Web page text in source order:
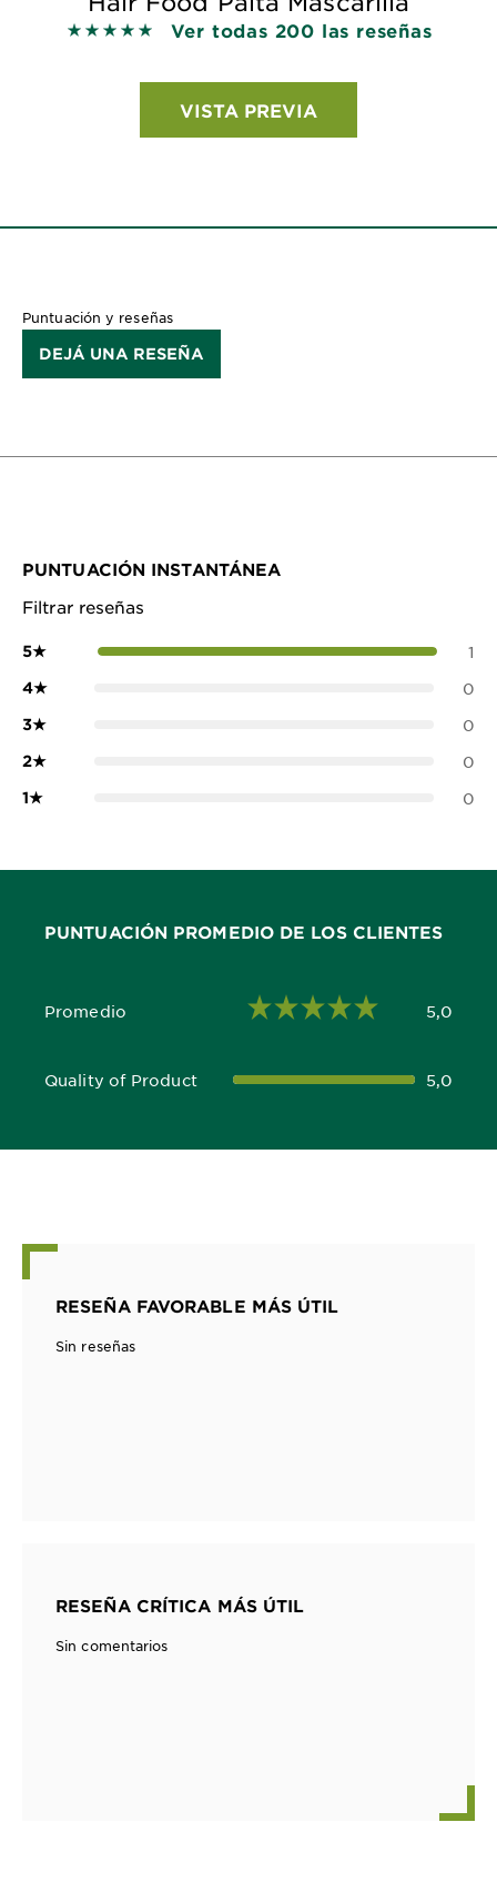
5 out of 5 stars based on reviews
Ver todas 200 las reseñas
VISTA PREVIA
Puntuación y reseñas
DEJÁ UNA RESEÑA
PUNTUACIÓN INSTANTÁNEA
Filtrar reseñas
5★ 1
4★ 0
3★ 0
2★ 0
1★ 0
PUNTUACIÓN PROMEDIO DE LOS CLIENTES
Promedio
5,0 out of 5 stars 5,0
Quality of Product
5,0 out of 5 stars 5,0
RESEÑA FAVORABLE MÁS ÚTIL
Sin reseñas
RESEÑA CRÍTICA MÁS ÚTIL
Sin comentarios